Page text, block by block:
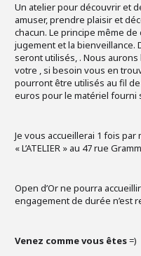
Un atelier pour découvrir et
amuser, prendre plaisir et
chacun. Le principe même
jugement et la
seront utilisés, . Nous
votre , si besoin vous en
pourront être utilisés au fil de
euros pour le matériel fourni
Je vous accueillerai 1 fois par
« L’ATELIER » au 47 rue
Open d’Or ne pourra
engagement de durée n’est
Venez comme vous êtes=)